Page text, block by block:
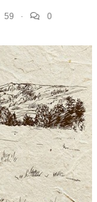
59 . 0